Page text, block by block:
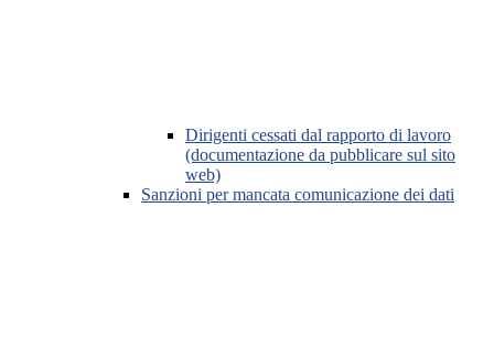
Dirigenti cessati dal rapporto di lavoro
(documentazione da pubblicare sul sito
web)
Sanzioni per mancata comunicazione dei dati